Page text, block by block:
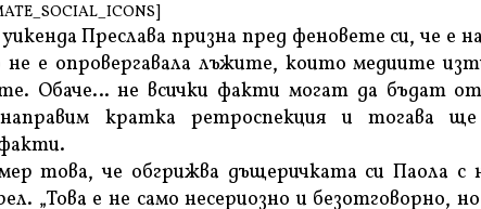
Преслава призна пред феновете си, че е
е опровергавала лъжите, които медиите
Обаче… не всички факти могат да бъдат
кратка ретроспекция и тогава
това, че обгрижва дъщеричката си Паола с
„Това е не само несериозно и безотговорно,